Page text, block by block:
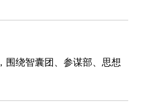
围绕智囊团、参谋部、思想